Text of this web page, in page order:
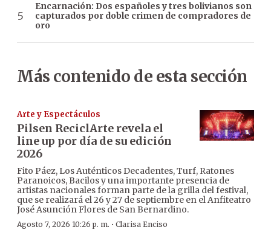
Encarnación: Dos españoles y tres bolivianos son
capturados por doble crimen de compradores de
oro
Más contenido de esta sección
Arte y Espectáculos
Pilsen ReciclArte revela el
line up por día de su edición
2026
Fito Páez, Los Auténticos Decadentes, Turf, Ratones
Paranoicos, Bacilos y una importante presencia de
artistas nacionales forman parte de la grilla del festival,
que se realizará el 26 y 27 de septiembre en el Anfiteatro
José Asunción Flores de San Bernardino.
Agosto 7, 2026 10:26 p. m. · Clarisa Enciso